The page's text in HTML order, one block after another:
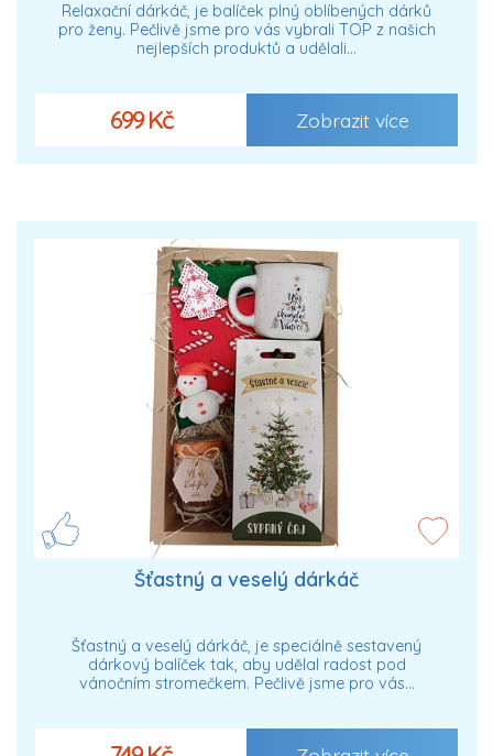
Relaxační dárkáč, je balíček plný oblíbených dárků
pro ženy. Pečlivě jsme pro vás vybrali TOP z našich
nejlepších produktů a udělali…
699 Kč Zobrazit více
Šťastný a veselý dárkáč
Šťastný a veselý dárkáč, je speciálně sestavený
dárkový balíček tak, aby udělal radost pod
vánočním stromečkem. Pečlivě jsme pro vás…